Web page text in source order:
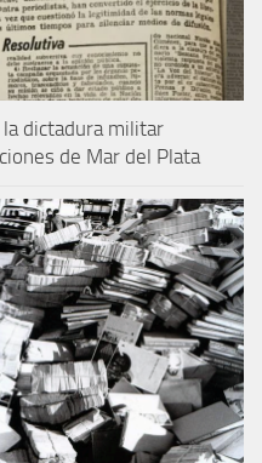
la dictadura militar
de Mar del Plata